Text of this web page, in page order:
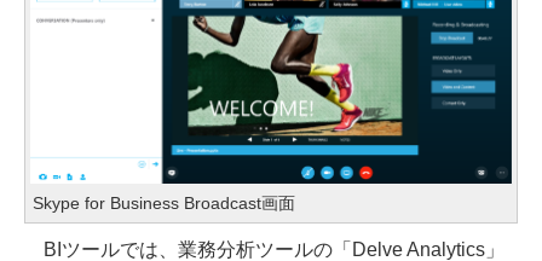
Skype for Business Broadcast画面
BIツールでは、業務分析ツールの「Delve Analytics」